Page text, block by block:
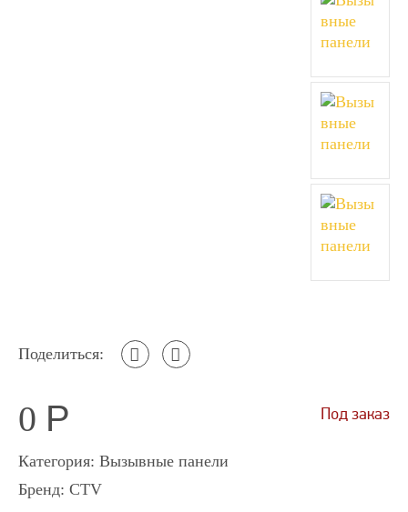
Поделиться:
0 Р
Категория: Вызывные панели
Бренд: CTV
Под заказ